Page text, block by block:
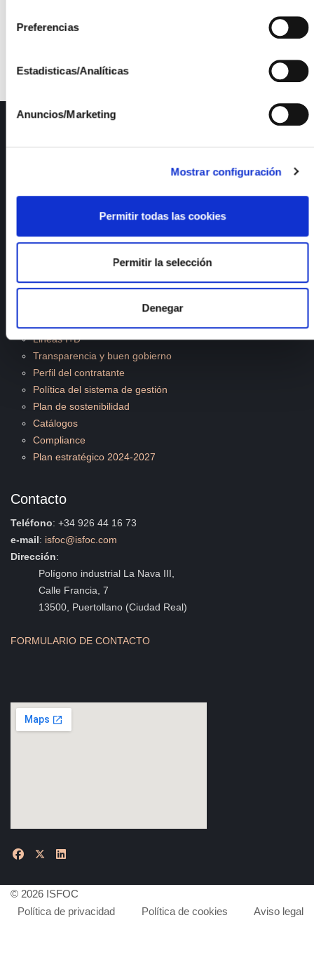
Preferencias
Estadisticas/Analíticas
Anuncios/Marketing
Mostrar configuración
Permitir todas las cookies
Permitir la selección
Denegar
luchando para que el gobierno reconozca una prima
Publicaciones
Documentos de interés
Lineas I+D
Transparencia y buen gobierno
Perfil del contratante
Política del sistema de gestión
Plan de sostenibilidad
Catálogos
Compliance
Plan estratégico 2024-2027
Contacto
Teléfono: +34 926 44 16 73
e-mail: isfoc@isfoc.com
Dirección:
Polígono industrial La Nava III,
Calle Francia, 7
13500, Puertollano (Ciudad Real)
FORMULARIO DE CONTACTO
© 2026 ISFOC
Política de privacidad
Política de cookies Aviso legal